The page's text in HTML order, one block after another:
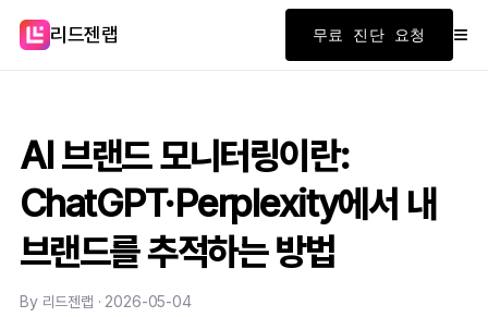
리드젠랩 무료 진단 요청 ≡
AI 브랜드 모니터링이란:
ChatGPT·Perplexity에서 내
브랜드를 추적하는 방법
By 리드젠랩 · 2026-05-04